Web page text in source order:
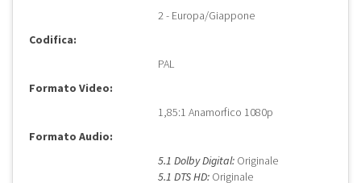
2 - Europa/Giappone
Codifica:
PAL
Formato Video:
1,85:1 Anamorfico 1080p
Formato Audio:
5.1 Dolby Digital: Originale
5.1 DTS HD: Originale